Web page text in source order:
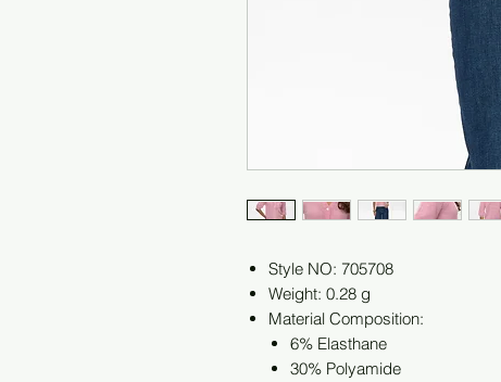
Style NO: 705708
Weight: 0.28 g
Material Composition:
6% Elasthane
30% Polyamide